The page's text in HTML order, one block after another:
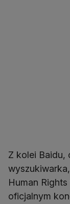
Z kolei Baidu,
Human
oficjalnym